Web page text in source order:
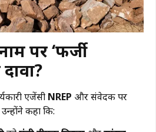
पर ‘फर्जी
एजेंसी NREP और संवेदक पर
कहा कि: